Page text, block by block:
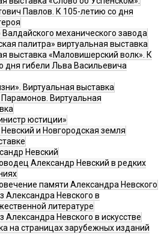
Павлов. К 105-летию со дня
механического завода
палитра» виртуальная выставка
выставка «Маловишерский волк». К
дня гибели Льва Васильевича
Виртуальная выставка
Виртуальная
юстиции»
и Новгородская земля
Невский
Александр Невский в редких
памяти Александра Невского
Александра Невского в
литературе
Александра Невского в искусстве
на страницах зарубежных изданий